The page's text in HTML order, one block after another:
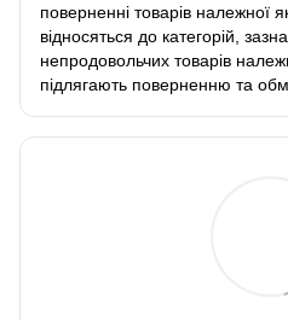
поверненні товарів належної
відносяться до категорій,
непродовольчих товарів
підлягають поверненню та